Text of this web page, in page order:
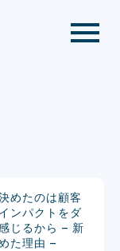
めたのは顧客
ンパクトをダ
じるから – 新
た理由 –